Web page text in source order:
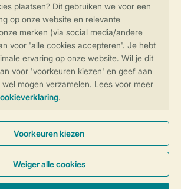
jouw gegevens &
Instellingen wijzigen
boeken
Privacy Notice Cookies en banners